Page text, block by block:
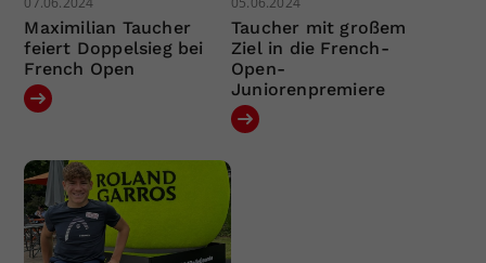
Maximilian Taucher
feiert Doppelsieg bei
French Open
Taucher mit großem
Ziel in die French-
Open-
Juniorenpremiere